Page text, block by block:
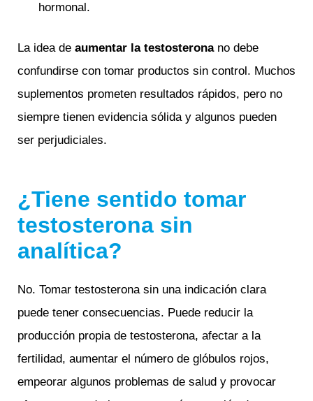
hormonal.
La idea de aumentar la testosterona no debe
confundirse con tomar productos sin control. Muchos
suplementos prometen resultados rápidos, pero no
siempre tienen evidencia sólida y algunos pueden
ser perjudiciales.
¿Tiene sentido tomar
testosterona sin
analítica?
No. Tomar testosterona sin una indicación clara
puede tener consecuencias. Puede reducir la
producción propia de testosterona, afectar a la
fertilidad, aumentar el número de glóbulos rojos,
empeorar algunos problemas de salud y provocar